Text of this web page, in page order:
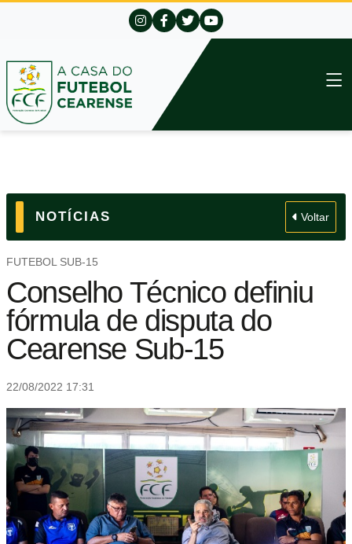
NOTÍCIAS Voltar
FUTEBOL SUB-15
Conselho Técnico definiu
fórmula de disputa do
Cearense Sub-15
22/08/2022 17:31